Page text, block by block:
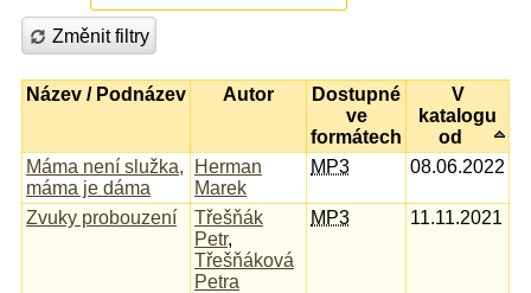
Změnit filtry
Název / Podnázev Autor
Dostupné
ve
formátech
V
katalogu
od
Máma není služka,
máma je dáma
Herman
Marek
MP3 08.06.2022
Zvuky probouzení
Třešňák
Petr,
Třešňáková
Petra
MP3 11.11.2021